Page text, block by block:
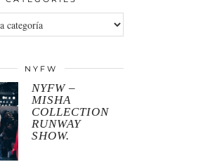
NYFW
NYFW –
MISHA
COLLECTION
RUNWAY
SHOW.